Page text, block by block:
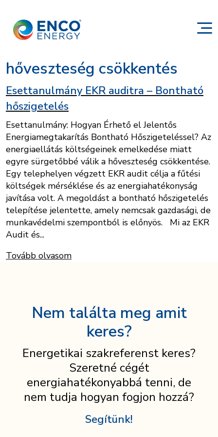
hőveszteség csökkentés
Esettanulmány EKR auditra – Bontható
hőszigetelés
Esettanulmány: Hogyan Érhető el Jelentős
Energiamegtakarítás Bontható Hőszigeteléssel? Az
energiaellátás költségeinek emelkedése miatt
egyre sürgetőbbé válik a hőveszteség csökkentése.
Egy telephelyen végzett EKR audit célja a fűtési
költségek mérséklése és az energiahatékonyság
javítása volt. A megoldást a bontható hőszigetelés
telepítése jelentette, amely nemcsak gazdasági, de
munkavédelmi szempontból is előnyös. Mi az EKR
Audit és...
Tovább olvasom
Nem találta meg amit
keres?
Energetikai szakreferenst keres?
Szeretné cégét
energiahatékonyabbá tenni, de
nem tudja hogyan fogjon hozzá?
Segítünk!